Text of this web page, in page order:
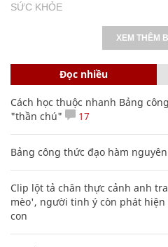
SỨC KHỎE
XEM THÊM
Đọc nhiều
Cách học thuộc nhanh Bảng
"thần chú"
17
Bảng công thức đạo hàm
Clip lột tả chân thực cảnh anh
mèo', người tinh ý còn phát
con